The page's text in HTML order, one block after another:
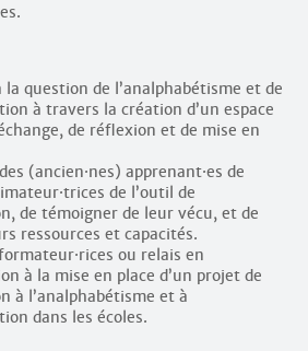
es.
la question de l’analphabétisme et de
à travers la création d’un espace
de réflexion et de mise en
(ancien·nes) apprenant·es de
·trices de l’outil de
de témoigner de leur vécu, et de
ressources et capacités.
·rices ou relais en
à la mise en place d’un projet de
à l’analpha­bétisme et à
dans les écoles.